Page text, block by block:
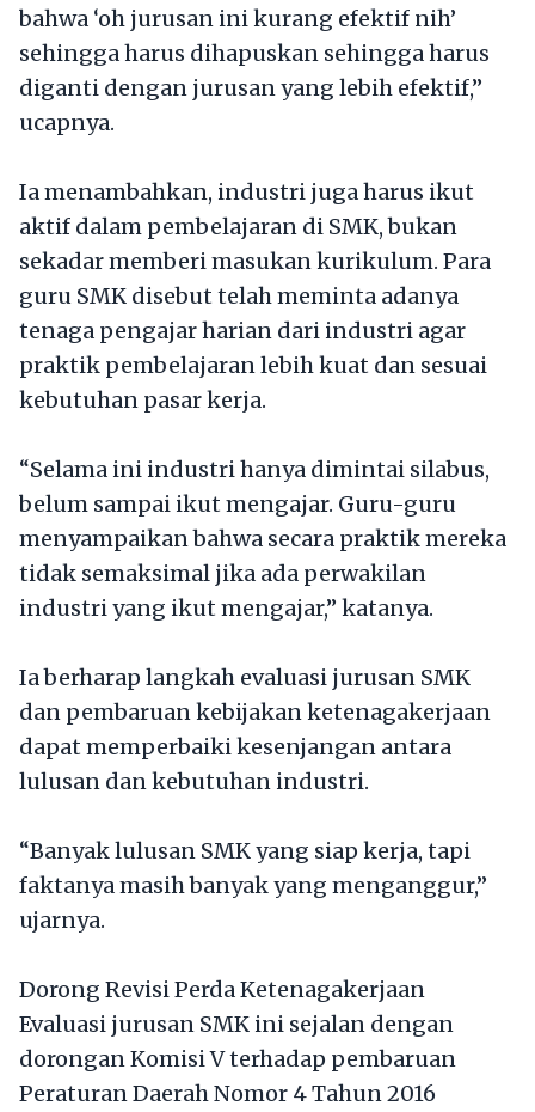
bahwa ‘oh jurusan ini kurang efektif nih’
sehingga harus dihapuskan sehingga harus
diganti dengan jurusan yang lebih efektif,”
ucapnya.
Ia menambahkan, industri juga harus ikut
aktif dalam pembelajaran di SMK, bukan
sekadar memberi masukan kurikulum. Para
guru SMK disebut telah meminta adanya
tenaga pengajar harian dari industri agar
praktik pembelajaran lebih kuat dan sesuai
kebutuhan pasar kerja.
“Selama ini industri hanya dimintai silabus,
belum sampai ikut mengajar. Guru-guru
menyampaikan bahwa secara praktik mereka
tidak semaksimal jika ada perwakilan
industri yang ikut mengajar,” katanya.
Ia berharap langkah evaluasi jurusan SMK
dan pembaruan kebijakan ketenagakerjaan
dapat memperbaiki kesenjangan antara
lulusan dan kebutuhan industri.
“Banyak lulusan SMK yang siap kerja, tapi
faktanya masih banyak yang menganggur,”
ujarnya.
Dorong Revisi Perda Ketenagakerjaan
Evaluasi jurusan SMK ini sejalan dengan
dorongan Komisi V terhadap pembaruan
Peraturan Daerah Nomor 4 Tahun 2016